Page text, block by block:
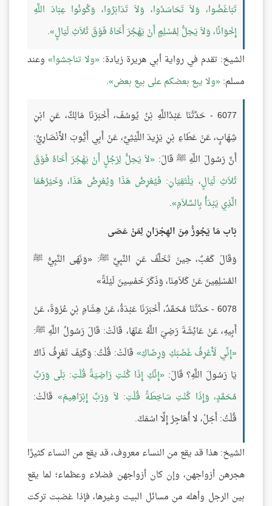
تَبَاغَضُوا، وَلاَ تَحَاسَدُوا، وَلاَ تَدَابَرُوا، وَكُونُوا عِبَادَ اللَّهِ
إِخْوَانًا، وَلاَ يَحِلُّ لِمُسْلِمٍ أَنْ يَهْجُرَ أَخَاهُ فَوْقَ ثَلاَثِ لَيَالٍ .
الشيخ: تقدم في رواية أبي هريرة زيادة: ولا تناجشوا وعند
مسلم: ولا يبع بعضكم على بيع بعض .
6077 - حَدَّثَنَا عَبْدُاللَّهِ بْنُ يُوسُفَ، أَخْبَرَنَا مَالِكٌ، عَنِ ابْنِ
شِهَابٍ، عَنْ عَطَاءِ بْنِ يَزِيدَ اللَّيْثِيِّ، عَنْ أَبِي أَيُّوبَ الأَنْصَارِيِّ:
أَنَّ رَسُولَ اللَّهِ ﷺ قَالَ: لاَ يَحِلُّ لِرَجُلٍ أَنْ يَهْجُرَ أَخَاهُ فَوْقَ
ثَلاَثِ لَيَالٍ، يَلْتَقِيَانِ: فَيُعْرِضُ هَذَا وَيُعْرِضُ هَذَا، وَخَيْرُهُمَا
الَّذِي يَبْدَأُ بِالسَّلاَمِ .
بَاب مَا يَجُوزُ مِنَ الهِجْرَانِ لِمَنْ عَصَى
وَقَالَ كَعْبٌ، حِينَ تَخَلَّفَ عَنِ النَّبِيِّ ﷺ: «وَنَهَى النَّبِيُّ ﷺ
المُسْلِمِينَ عَنْ كَلاَمِنَا، وَذَكَرَ خَمْسِينَ لَيْلَةً»
6078 - حَدَّثَنَا مُحَمَّدٌ، أَخْبَرَنَا عَبْدَةُ، عَنْ هِشَامِ بْنِ عُرْوَةَ، عَنْ
أَبِيهِ، عَنْ عَائِشَةَ رَضِيَ اللَّهُ عَنْهَا، قَالَتْ: قَالَ رَسُولُ اللَّهِ ﷺ:
إِنِّي لَأَعْرِفُ غَضَبَكِ وَرِضَاكِ قَالَتْ: قُلْتُ: وَكَيْفَ تَعْرِفُ ذَاكَ
يَا رَسُولَ اللَّهِ؟ قَالَ: إِنَّكِ إِذَا كُنْتِ رَاضِيَةً قُلْتِ: بَلَى وَرَبِّ
مُحَمَّدٍ، وَإِذَا كُنْتِ سَاخِطَةً قُلْتِ: لاَ وَرَبِّ إِبْرَاهِيمَ
قَالَتْ:
قُلْتُ: أَجَلْ، لا أُهَاجِرُ إِلَّا اسْمَكَ.
الشيخ: هذا قد يقع من النساء معروف، قد يقع من النساء كثيرًا
هجرهن أزواجهن، وإن كان أزواجهن فضلاء وعظماء؛ لما يقع
بين الرجل وأهله من مسائل البيت وغيرها، فإذا غضبت تركت